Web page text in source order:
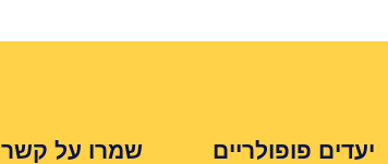
יעדים פופולריים שמרו על קשר